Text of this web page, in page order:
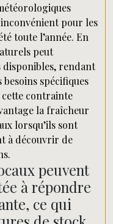
pour les
toute l’année. En
peut
rendant
spécifiques
cette contrainte
la fraîcheur
lorsqu’ils sont
à découvrir de
peuvent
à répondre
ce qui